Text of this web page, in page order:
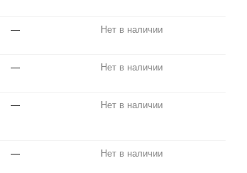
— Нет в наличии
— Нет в наличии
— Нет в наличии
— Нет в наличии